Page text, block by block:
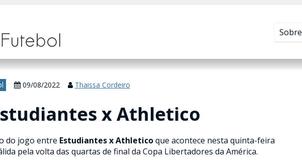
Sobre
09/08/2022 Thaissa Cordeiro
x Athletico
do jogo entre Estudiantes x Athleticoque acontece nesta quinta-feira
pela volta das quartas de final da Copa Libertadores da América.